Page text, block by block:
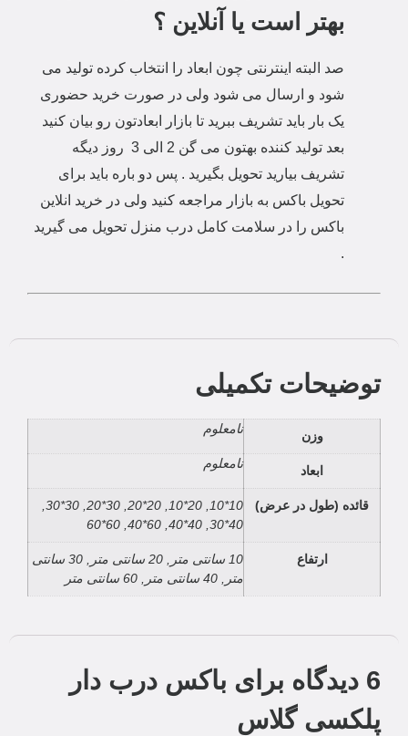
بهتر است یا آنلاین ؟
صد البته اینترنتی چون ابعاد را انتخاب کرده تولید می
شود و ارسال می شود ولی در صورت خرید حضوری
یک بار باید تشریف ببرید تا بازار ابعادتون رو بیان کنید
بعد تولید کننده بهتون می گن 2 الی 3 روز دیگه
تشریف بیارید تحویل بگیرید . پس دو باره باید برای
تحویل باکس به بازار مراجعه کنید ولی در خرید انلاین
باکس را در سلامت کامل درب منزل تحویل می گیرید
.
توضیحات تکمیلی
وزن نامعلوم
ابعاد نامعلوم
قائده (طول در عرض)
40*30, 40*40, 60*40, 60*60
ارتفاع
10 سانتی متر, 20 سانتی متر, 30 سانتی
متر, 40 سانتی متر, 60 سانتی متر
6 دیدگاه برای
باکس درب دار
پلکسی گلاس